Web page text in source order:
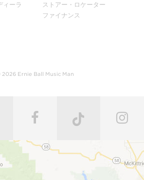
ィーラ
ストアー・ロケーター
ファイナンス
2026 Ernie Ball Music Man